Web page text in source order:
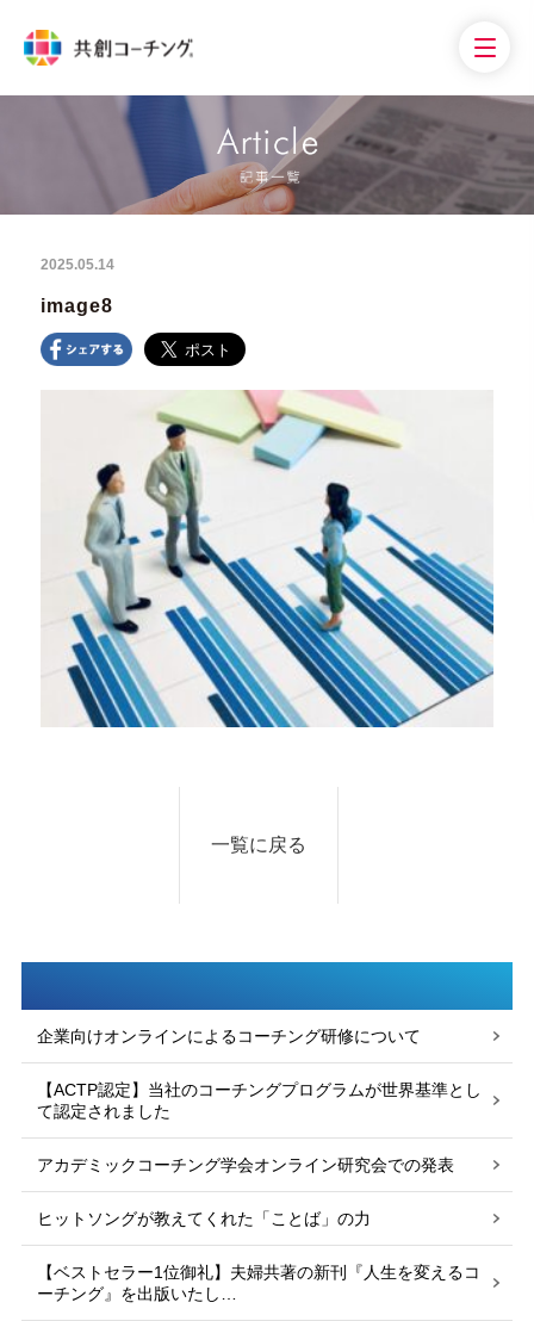
2025.05.14
image8
一覧に戻る
企業向けオンラインによるコーチング研修について
【ACTP認定】当社のコーチングプログラムが世界基準とし
て認定されました
アカデミックコーチング学会オンライン研究会での発表
ヒットソングが教えてくれた「ことば」の力
【ベストセラー1位御礼】夫婦共著の新刊『人生を変えるコ
ーチング』を出版いたし…